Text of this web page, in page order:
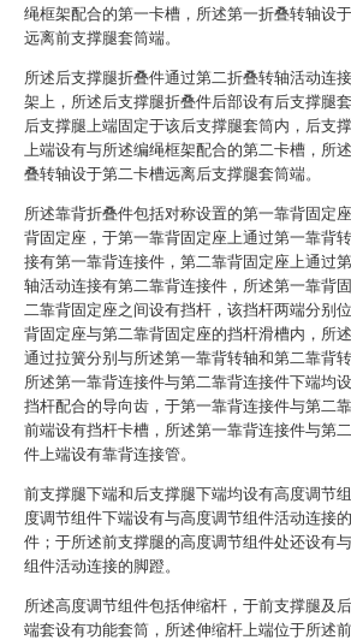
绳框架配合的第一卡槽，所述第一折叠转轴设
远离前支撑腿套筒端。
所述后支撑腿折叠件通过第二折叠转轴活动连
架上，所述后支撑腿折叠件后部设有后支撑腿
后支撑腿上端固定于该后支撑腿套筒内，后支
上端设有与所述编绳框架配合的第二卡槽，所
叠转轴设于第二卡槽远离后支撑腿套筒端。
所述靠背折叠件包括对称设置的第一靠背固定
背固定座，于第一靠背固定座上通过第一靠背
接有第一靠背连接件，第二靠背固定座上通过
轴活动连接有第二靠背连接件，所述第一靠背
二靠背固定座之间设有挡杆，该挡杆两端分别
背固定座与第二靠背固定座的挡杆滑槽内，所
通过拉簧分别与所述第一靠背转轴和第二靠背
所述第一靠背连接件与第二靠背连接件下端均
挡杆配合的导向齿，于第一靠背连接件与第二
前端设有挡杆卡槽，所述第一靠背连接件与第
件上端设有靠背连接管。
前支撑腿下端和后支撑腿下端均设有高度调节
度调节组件下端设有与高度调节组件活动连接
件；于所述前支撑腿的高度调节组件处还设有
组件活动连接的脚蹬。
所述高度调节组件包括伸缩杆，于前支撑腿及
端套设有功能套筒，所述伸缩杆上端位于所述